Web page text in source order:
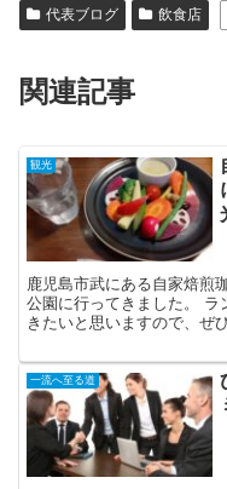
代表ブログ 飲食店
関連記事
観光
鹿児島市武にある自家焙煎
公園に行ってきました。 ラ
きたいと思いますので、ぜ
一流へ至る道